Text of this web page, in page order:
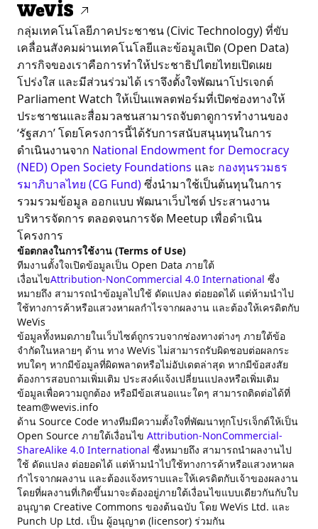
กลุ่มเทคโนโลยีภาคประชาชน (Civic Technology) ที่ขับ
เคลื่อนสังคมผ่านเทคโนโลยีและข้อมูลเปิด (Open Data)
ภารกิจของเราคือการทำให้ประชาธิปไตยไทยเปิดเผย
โปร่งใส และมีส่วนร่วมได้ เราจึงตั้งใจพัฒนาโปรเจกต์
Parliament Watch ให้เป็นแพลตฟอร์มที่เปิดช่องทางให้
ประชาชนและสื่อมวลชนสามารถจับตาดูการทำงานของ
‘รัฐสภา’ โดยโครงการนี้ได้รับการสนับสนุนทุนในการ
ดำเนินงานจาก National Endowment for Democracy
(NED) Open Society Foundations และ กองทุนรวมธร
รมาภิบาลไทย (CG Fund)ซึ่งนำมาใช้เป็นต้นทุนในการ
รวมรวมข้อมูล ออกแบบ พัฒนาเว็บไซต์ ประสานงาน
บริหารจัดการ ตลอดจนการจัด Meetup เพื่อดำเนิน
โครงการ
ข้อตกลงในการใช้งาน (Terms of Use)
ทีมงานตั้งใจเปิดข้อมูลเป็น Open Data ภายใต้
เงื่อนไขAttribution-NonCommercial 4.0 International ซึ่ง
หมายถึง สามารถนำข้อมูลไปใช้ ดัดแปลง ต่อยอดได้ แต่ห้ามนำไป
ใช้ทางการค้าหรือแสวงหาผลกำไรจากผลงาน และต้องให้เครดิตกับ
WeVis
ข้อมูลทั้งหมดภายในเว็บไซต์ถูกรวบจากช่องทางต่างๆ ภายใต้ข้อ
จำกัดในหลายๆ ด้าน ทาง WeVis ไม่สามารถรับผิดชอบต่อผลกระ
ทบใดๆ หากมีข้อมูลที่ผิดพลาดหรือไม่อัปเดตล่าสุด หากมีข้อสงสัย
ต้องการสอบถามเพิ่มเติม ประสงค์แจ้งเปลี่ยนแปลงหรือเพิ่มเติม
ข้อมูลเพื่อความถูกต้อง หรือมีข้อเสนอแนะใดๆ สามารถติดต่อได้ที่
team@wevis.info
ด้าน Source Code ทางทีมมีความตั้งใจที่พัฒนาทุกโปรเจ็กต์ให้เป็น
Open Source ภายใต้เงื่อนไข Attribution-NonCommercial-
ShareAlike 4.0 International ซึ่งหมายถึง สามารถนำผลงานไป
ใช้ ดัดแปลง ต่อยอดได้ แต่ห้ามนำไปใช้ทางการค้าหรือแสวงหาผล
กำไรจากผลงาน และต้องแจ้งทราบและให้เครดิตกับเจ้าของผลงาน
โดยที่ผลงานที่เกิดขึ้นมาจะต้องอยู่ภายใต้เงื่อนไขแบบเดียวกันกับใบ
อนุญาต Creative Commons ของต้นฉบับ โดย WeVis Ltd. และ
Punch Up Ltd. เป็น ผู้อนุญาต (licensor) ร่วมกัน